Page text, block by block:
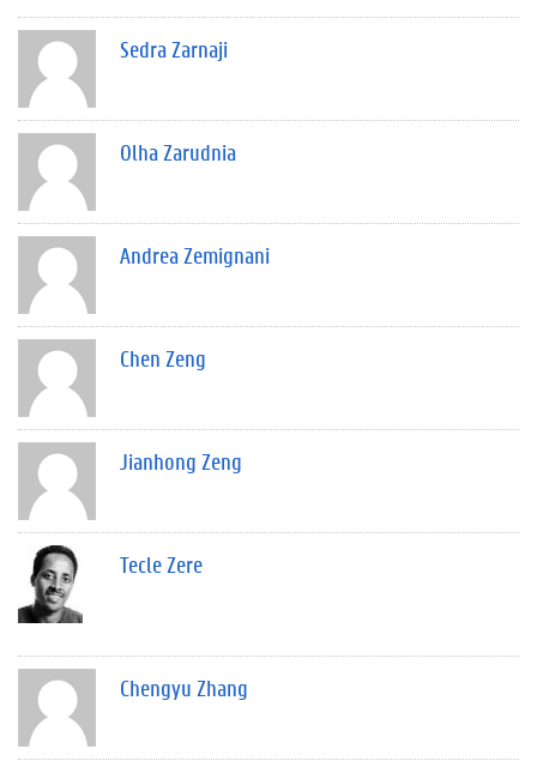
Sedra Zarnaji
Olha Zarudnia
Andrea Zemignani
Chen Zeng
Jianhong Zeng
Tecle Zere
Chengyu Zhang